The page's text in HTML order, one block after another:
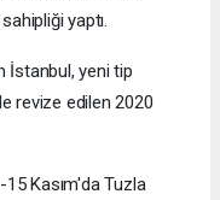
yaptı.
İstanbul, yeni tip
revize edilen 2020
Kasım'da Tuzla